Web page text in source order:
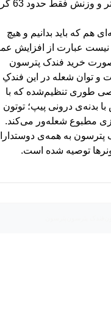
آن 13 میلی‌متر و
هم که باید بدانیم و هیچ
نیست عبارت از افزایش
خرید فندک پترسون
و توان شعله در این فندکِ
طوری تنظیم‌شده که با
بدنه‌ی درونی پیپ؛ توتون
مطبوع شعله‌ور می‌کند.
پترسون به همه‌ی
توصیه شده است.